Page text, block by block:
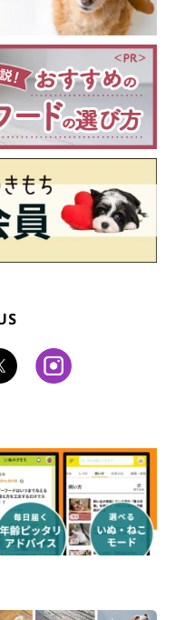
もち」で投稿されたもの
予めご了承ください。